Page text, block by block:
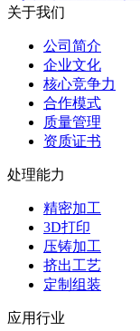
关于我们
公司简介
企业文化
核心竞争力
合作模式
质量管理
资质证书
处理能力
精密加工
3D打印
压铸加工
挤出工艺
定制组装
应用行业